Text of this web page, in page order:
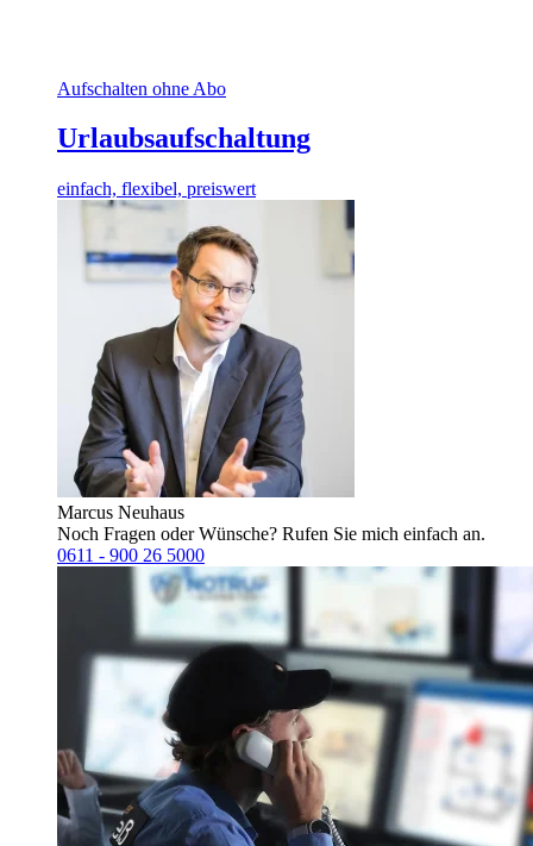
Aufschalten ohne Abo
Urlaubsaufschaltung
einfach, flexibel, preiswert
Marcus Neuhaus
Noch Fragen oder Wünsche? Rufen Sie mich einfach an.
0611 - 900 26 5000